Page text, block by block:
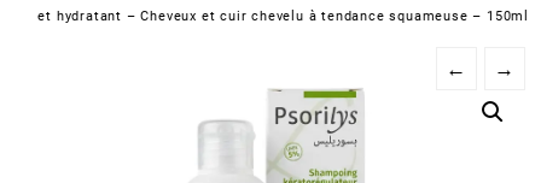
et hydratant – Cheveux et cuir chevelu à tendance squameuse – 150ml
← →